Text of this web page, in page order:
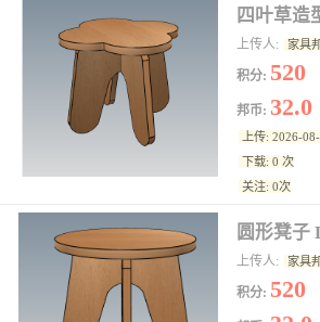
四叶草造
上传人: 家具
积分: 520
邦币: 32.0
上传: 2026-
下载: 0 次
关注: 0次
圆形凳子
上传人: 家具
积分: 520